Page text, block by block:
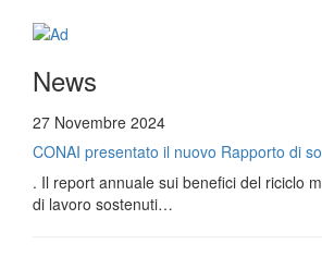
News
27 Novembre 2024
CONAI presentato il nuovo Rapporto di
. Il report annuale sui benefici del riciclo
di lavoro sostenuti…